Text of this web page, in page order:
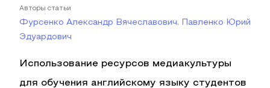
Авторы статьи
Фурсенко Александр Вячеславович, Павленко Юрий
Эдуардович
Использование ресурсов медиакультуры
для обучения английскому языку студентов